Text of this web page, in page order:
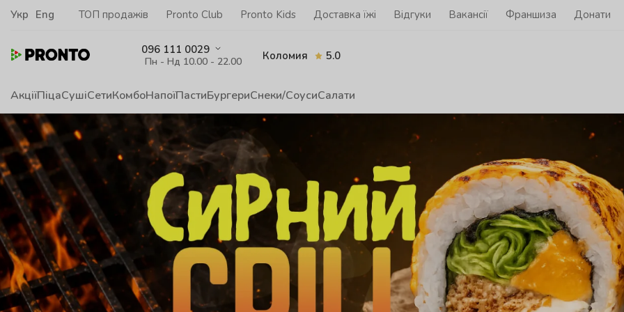
Укр Eng ТОП продажів Pronto Club Pronto Kids Доставка їжі Відгуки Вакансії Франшиза Донати
096 111 0029
Пн - Нд 10.00 - 22.00 Коломия 5.0
АкціїПіцаСушіСетиКомбоНапоїПастиБургериСнеки/СоусиСалати